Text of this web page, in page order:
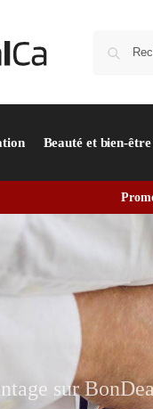
Beauté et bien-être
sur